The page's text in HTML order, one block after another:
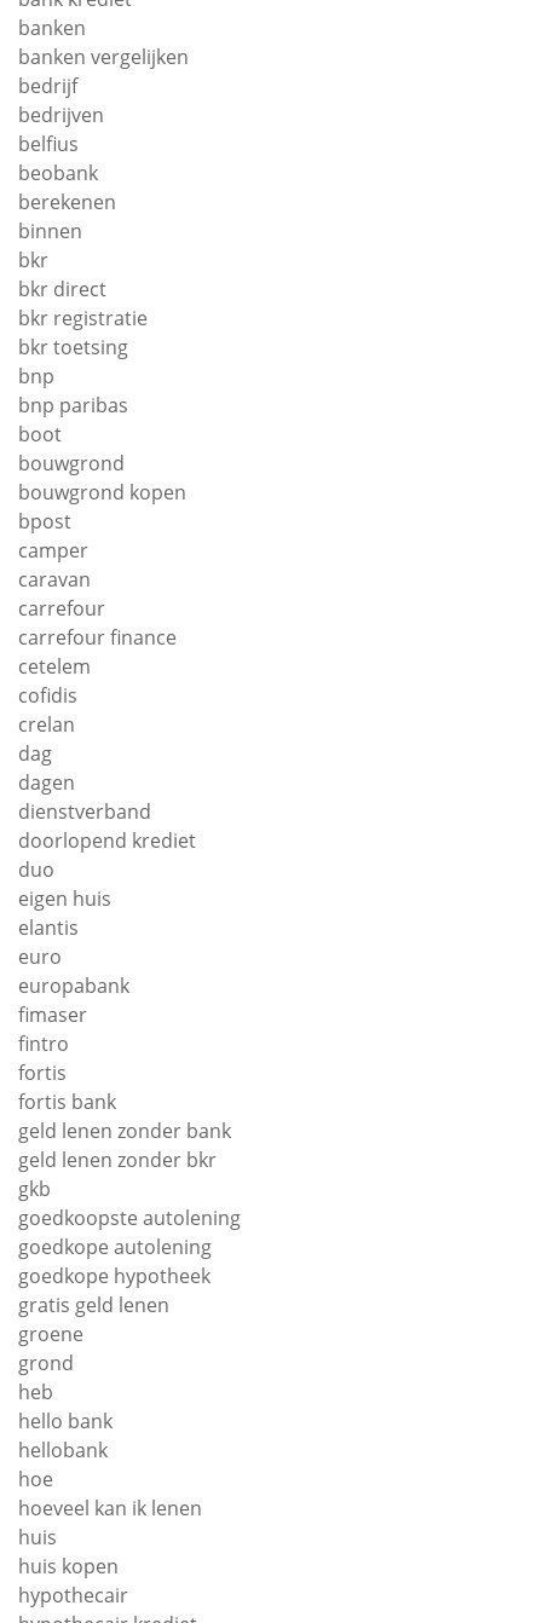
banken
banken vergelijken
bedrijf
bedrijven
belfius
beobank
berekenen
binnen
bkr
bkr direct
bkr registratie
bkr toetsing
bnp
bnp paribas
boot
bouwgrond
bouwgrond kopen
bpost
camper
caravan
carrefour
carrefour finance
cetelem
cofidis
crelan
dag
dagen
dienstverband
doorlopend krediet
duo
eigen huis
elantis
euro
europabank
fimaser
fintro
fortis
fortis bank
geld lenen zonder bank
geld lenen zonder bkr
gkb
goedkoopste autolening
goedkope autolening
goedkope hypotheek
gratis geld lenen
groene
grond
heb
hello bank
hellobank
hoe
hoeveel kan ik lenen
huis
huis kopen
hypothecair